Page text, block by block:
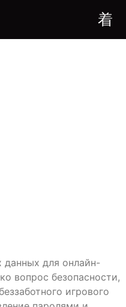
данных для онлайн-
вопрос безопасности,
игрового